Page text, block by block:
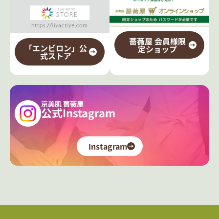
「エンビロン」公
式ストア
薔薇屋 会員様限
定ショップ
京美肌 薔薇屋
公式Instagram
Instagram